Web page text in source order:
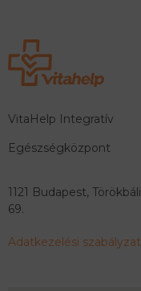
VitaHelp Integratív
Egészségközpont
1121 Budapest,
69.
Adatkezelési